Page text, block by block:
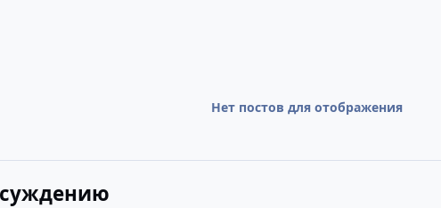
Нет постов для отображения